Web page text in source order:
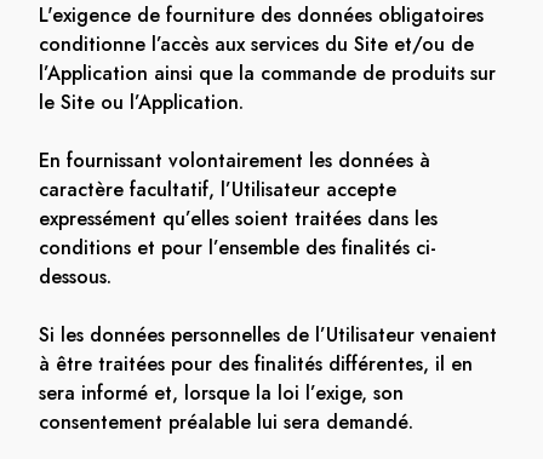
L'exigence de fourniture des données obligatoires
conditionne l’accès aux services du Site et/ou de
l’Application ainsi que la commande de produits sur
le Site ou l’Application.
En fournissant volontairement les données à
caractère facultatif, l’Utilisateur accepte
expressément qu’elles soient traitées dans les
conditions et pour l’ensemble des finalités ci-
dessous.
Si les données personnelles de l’Utilisateur venaient
à être traitées pour des finalités différentes, il en
sera informé et, lorsque la loi l’exige, son
consentement préalable lui sera demandé.